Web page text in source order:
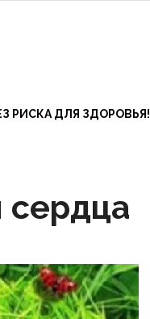
РИСКА ДЛЯ ЗДОРОВЬЯ!
сердца